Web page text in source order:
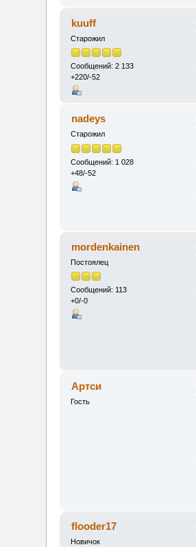
kuuff
Старожил
Сообщений: 2 133
+220/-52
nadeys
Старожил
Сообщений: 1 028
+48/-52
mordenkainen
Постоялец
Сообщений: 113
+0/-0
Артси
Гость
flooder17
Новичок